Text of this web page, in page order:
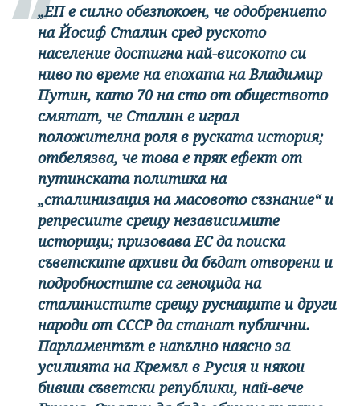
„ЕП е силно обезпокоен, че одобрението
на Йосиф Сталин сред руското
население достигна най-високото си
ниво по време на епохата на Владимир
Путин, като 70 на сто от обществото
смятат, че Сталин е играл
положителна роля в руската история;
отбелязва, че това е пряк ефект от
путинската политика на
„сталинизация на масовото съзнание“ и
репресиите срещу независимите
историци; призовава ЕС да поиска
съветските архиви да бъдат отворени и
подробностите са геноцида на
сталинистите срещу руснаците и други
народи от СССР да станат публични.
Парламентът е напълно наясно за
усилията на Кремъл в Русия и някои
бивши съветски републики, най-вече